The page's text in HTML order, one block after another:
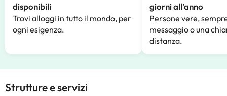
disponibili
Trovi alloggi in tutto il mondo, per
ogni esigenza.
giorni all’anno
Persone vere,
messaggio o una
distanza.
Strutture e servizi